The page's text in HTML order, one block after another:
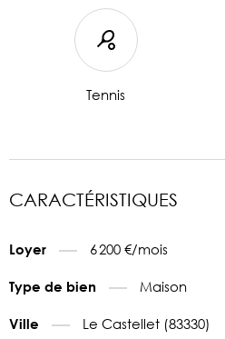
Tennis
CARACTÉRISTIQUES
Loyer 6 200 €/mois
Type de bien Maison
Ville Le Castellet (83330)